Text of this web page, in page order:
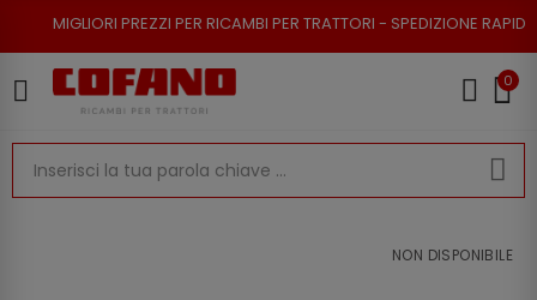
PREZZI PER RICAMBI PER TRATTORI - SPEDIZIONE RAPIDA - RESO
0
NON DISPONIBILE